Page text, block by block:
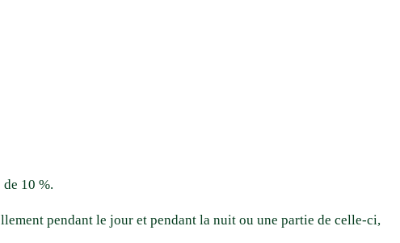
10 %.
pendant le jour et pendant la nuit ou une partie de celle-ci,